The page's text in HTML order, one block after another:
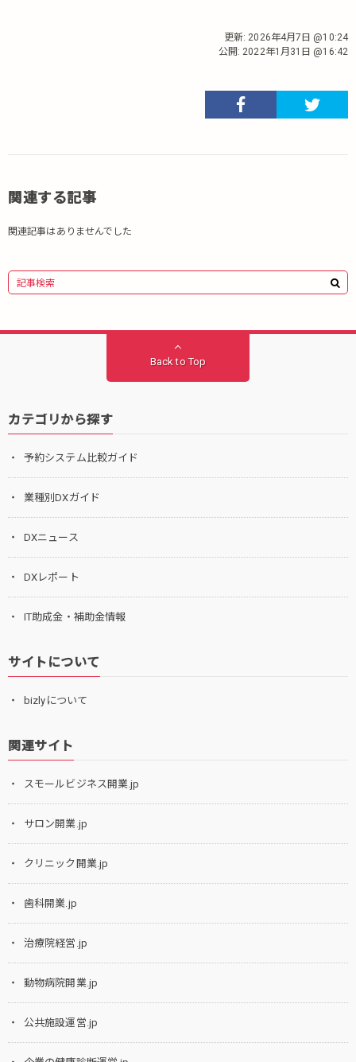
更新: 2026年4月7日 @10:24
公開: 2022年1月31日 @16:42
関連する記事
関連記事はありませんでした
Back to Top
カテゴリから探す
予約システム比較ガイド
業種別DXガイド
DXニュース
DXレポート
IT助成金・補助金情報
サイトについて
bizlyについて
関連サイト
スモールビジネス開業.jp
サロン開業.jp
クリニック開業.jp
歯科開業.jp
治療院経営.jp
動物病院開業.jp
公共施設運営.jp